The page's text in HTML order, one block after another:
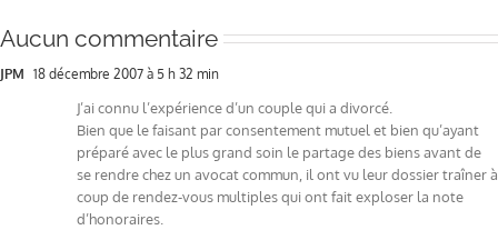
Aucun commentaire
JPM 18 décembre 2007 à 5 h 32 min
J’ai connu l’expérience d’un couple qui a divorcé.
Bien que le faisant par consentement mutuel et bien qu’ayant
préparé avec le plus grand soin le partage des biens avant de
se rendre chez un avocat commun, il ont vu leur dossier traîner à
coup de rendez-vous multiples qui ont fait exploser la note
d’honoraires.